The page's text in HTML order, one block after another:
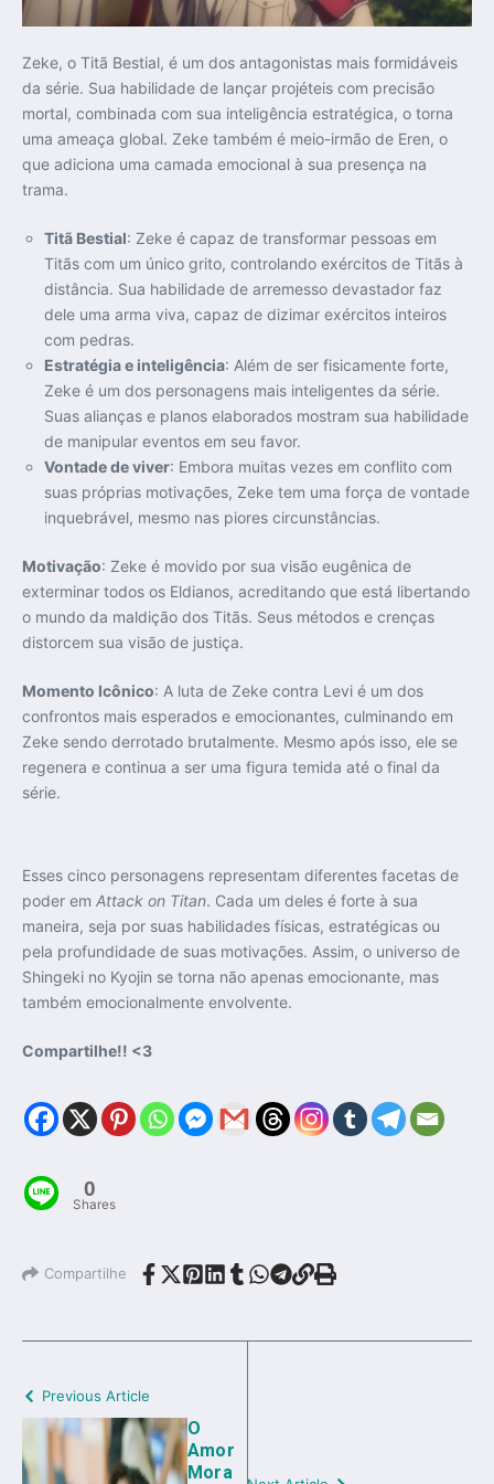
Zeke, o Titã Bestial, é um dos antagonistas mais formidáveis
da série. Sua habilidade de lançar projéteis com precisão
mortal, combinada com sua inteligência estratégica, o torna
uma ameaça global. Zeke também é meio-irmão de Eren, o
que adiciona uma camada emocional à sua presença na
trama.
Titã Bestial: Zeke é capaz de transformar pessoas em
Titãs com um único grito, controlando exércitos de Titãs à
distância. Sua habilidade de arremesso devastador faz
dele uma arma viva, capaz de dizimar exércitos inteiros
com pedras.
Estratégia e inteligência: Além de ser fisicamente forte,
Zeke é um dos personagens mais inteligentes da série.
Suas alianças e planos elaborados mostram sua habilidade
de manipular eventos em seu favor.
Vontade de viver: Embora muitas vezes em conflito com
suas próprias motivações, Zeke tem uma força de vontade
inquebrável, mesmo nas piores circunstâncias.
Motivação: Zeke é movido por sua visão eugênica de
exterminar todos os Eldianos, acreditando que está libertando
o mundo da maldição dos Titãs. Seus métodos e crenças
distorcem sua visão de justiça.
Momento Icônico: A luta de Zeke contra Levi é um dos
confrontos mais esperados e emocionantes, culminando em
Zeke sendo derrotado brutalmente. Mesmo após isso, ele se
regenera e continua a ser uma figura temida até o final da
série.
Esses cinco personagens representam diferentes facetas de
poder em Attack on Titan. Cada um deles é forte à sua
maneira, seja por suas habilidades físicas, estratégicas ou
pela profundidade de suas motivações. Assim, o universo de
Shingeki no Kyojin se torna não apenas emocionante, mas
também emocionalmente envolvente.
Compartilhe!! <3
0
Shares
Compartilhe
Previous Article
O
Amor
Mora